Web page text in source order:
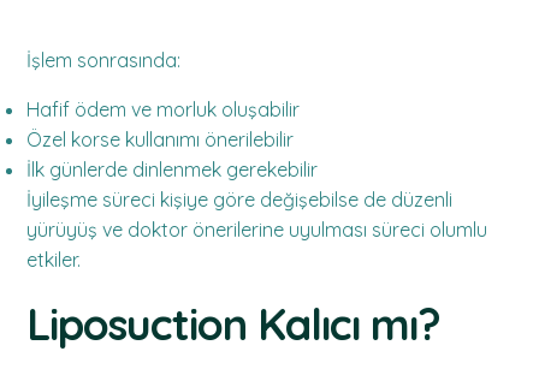
İşlem sonrasında:
Hafif ödem ve morluk oluşabilir
Özel korse kullanımı önerilebilir
İlk günlerde dinlenmek gerekebilir
İyileşme süreci kişiye göre değişebilse de düzenli
yürüyüş ve doktor önerilerine uyulması süreci olumlu
etkiler.
Liposuction Kalıcı mı?